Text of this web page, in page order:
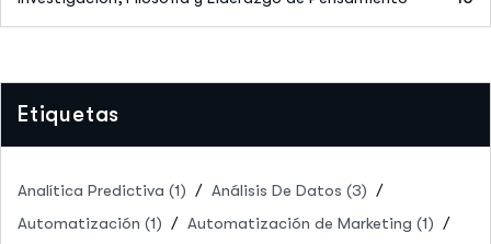
Etiquetas
Analítica Predictiva (1) Análisis De Datos (3)
Automatización (1) Automatización de Marketing (1)